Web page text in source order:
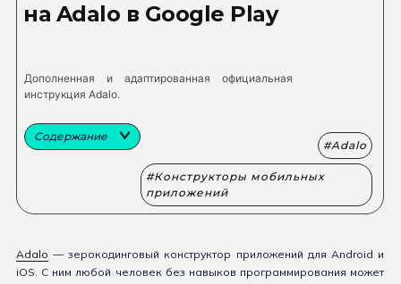
на Adalo в Google Play
Дополненная и адаптированная официальная
инструкция Adalo.
Содержание
Adalo
Конструкторы мобильных
приложений
Adalo — зерокодинговый конструктор приложений для Android и
iOS. С ним любой человек без навыков программирования может